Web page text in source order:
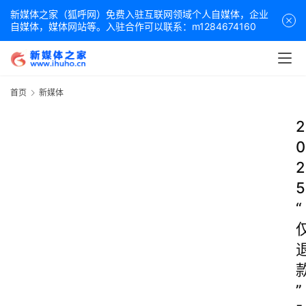
新媒体之家（狐呼网）免费入驻互联网领域个人自媒体，企业
自媒体，媒体网站等。入驻合作可以联系：m1284674160
首页 新媒体
2
0
2
5
“
”